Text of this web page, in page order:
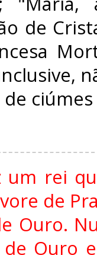
de
um rei
de
Ouro.
de Ouro